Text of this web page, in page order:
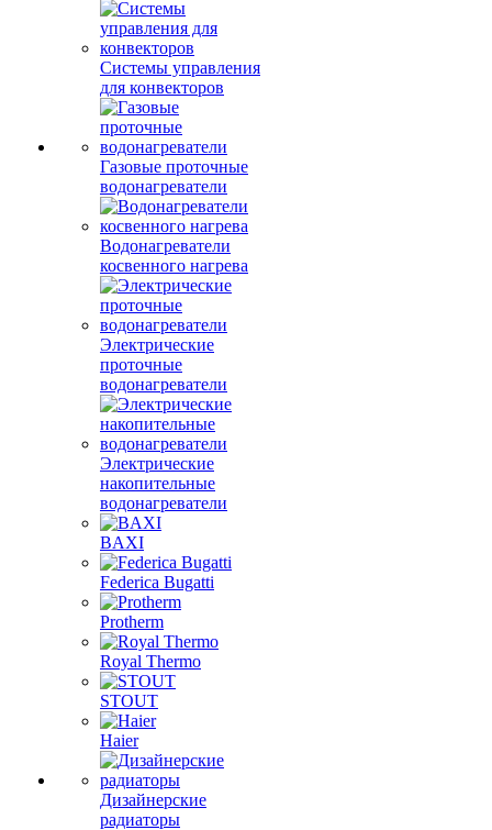
Системы управления
для конвекторов
Газовые проточные
водонагреватели
Водонагреватели
косвенного нагрева
Электрические
проточные
водонагреватели
Электрические
накопительные
водонагреватели
BAXI
Federica Bugatti
Protherm
Royal Thermo
STOUT
Haier
Дизайнерские
радиаторы